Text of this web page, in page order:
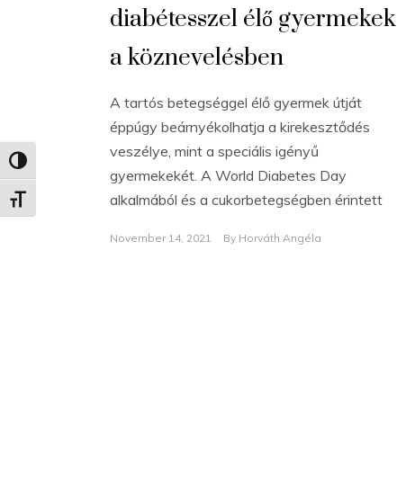
Nagy kontraszt váltása
Betűméret váltása
diabétesszel élő gyermekek
a köznevelésben
A tartós betegséggel élő gyermek útját
éppúgy beárnyékolhatja a kirekesztődés
veszélye, mint a speciális igényű
gyermekekét. A World Diabetes Day
alkalmából és a cukorbetegségben érintett
November 14, 2021 By Horváth Angéla